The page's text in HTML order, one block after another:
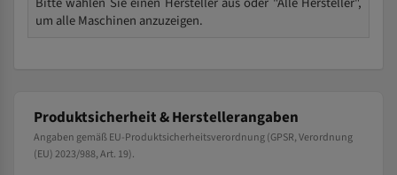
um alle Maschinen anzuzeigen.
Produktsicherheit & Herstellerangaben
Angaben gemäß EU-Produktsicherheitsverordnung (GPSR, Verordnung
(EU) 2023/988, Art. 19).